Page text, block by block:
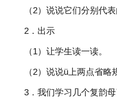
（2）说说它们分别代表
2．出示
（1）让学生读一读。
（2）说说ü上两点省略
3．我们学习几个复韵母